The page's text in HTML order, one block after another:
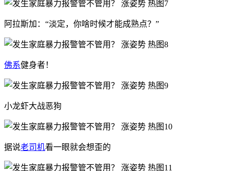
阿拉斯加：“淡定，你啥时候才能成熟点？”
佛系健身者！
小龙虾大战恶狗
据说老司机看一眼就会想歪的